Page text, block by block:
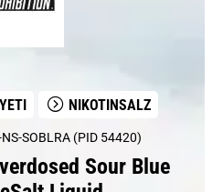
YETI NIKOTINSALZ
SOBLRA (PID 54420)
Sour Blue